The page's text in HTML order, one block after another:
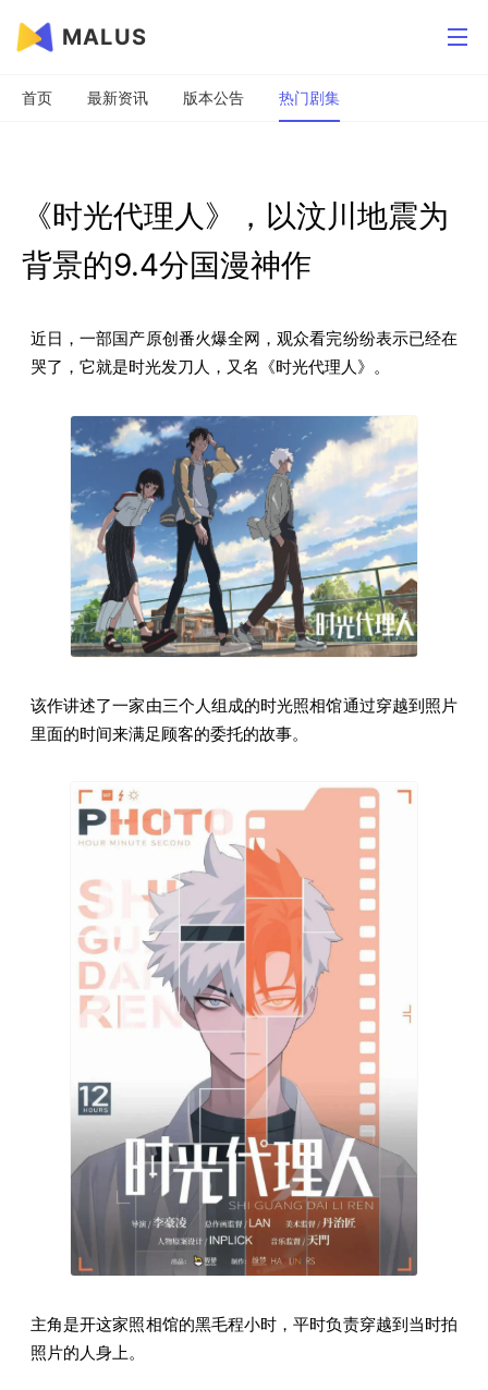
MALUS
首页 最新资讯 版本公告 热门剧集
《时光代理人》，以汶川地震为
背景的9.4分国漫神作
近日，一部国产原创番火爆全网，观众看完纷纷表示已经在
哭了，它就是时光发刀人，又名《时光代理人》。
该作讲述了一家由三个人组成的时光照相馆通过穿越到照片
里面的时间来满足顾客的委托的故事。
主角是开这家照相馆的黑毛程小时，平时负责穿越到当时拍
照片的人身上。